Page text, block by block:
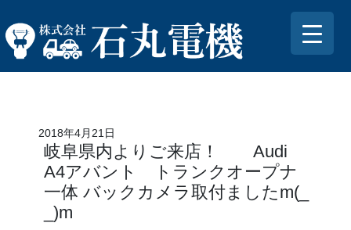
2018年4月21日
岐阜県内よりご来店！ Audi
A4アバント トランクオープナ
一体 バックカメラ取付ましたm(_
_)m